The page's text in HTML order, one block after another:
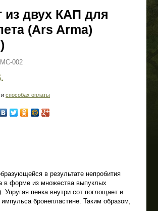
из двух КАП для
(Ars Arma)
002
и способах оплаты
в результате непробития
в форме из множества выпуклых
пенка внутри сот поглощает и
бронепластине. Таким образом,